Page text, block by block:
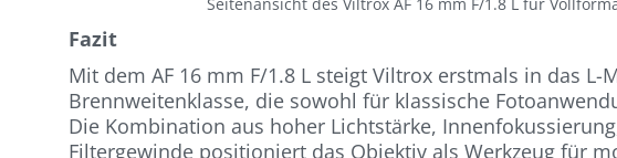
Fazit
Mit dem AF 16 mm F/1.8 L steigt Viltrox erstmals in das
Brennweitenklasse, die sowohl für klassische
Die Kombination aus hoher Lichtstärke,
Filtergewinde positioniert das Objektiv als Werkzeug für